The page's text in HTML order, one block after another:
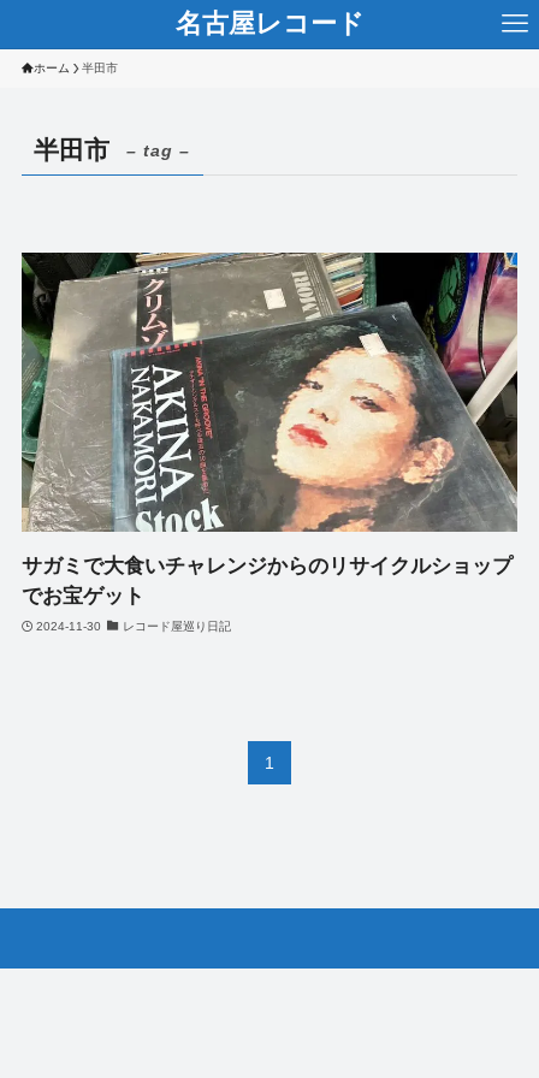
名古屋レコード
ホーム 半田市
半田市 – tag –
サガミで大食いチャレンジからのリサイクルショップ
でお宝ゲット
2024-11-30 レコード屋巡り日記
1